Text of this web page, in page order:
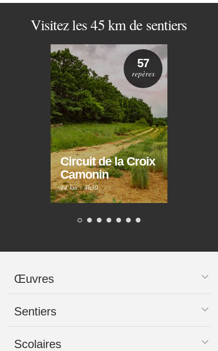
Visitez les 45 km de sentiers
Circuit de la Croix
Camonin
14 km·4h30
57
repères
Œuvres
Sentiers
Scolaires